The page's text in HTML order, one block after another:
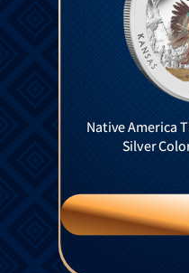
Native America
Silver